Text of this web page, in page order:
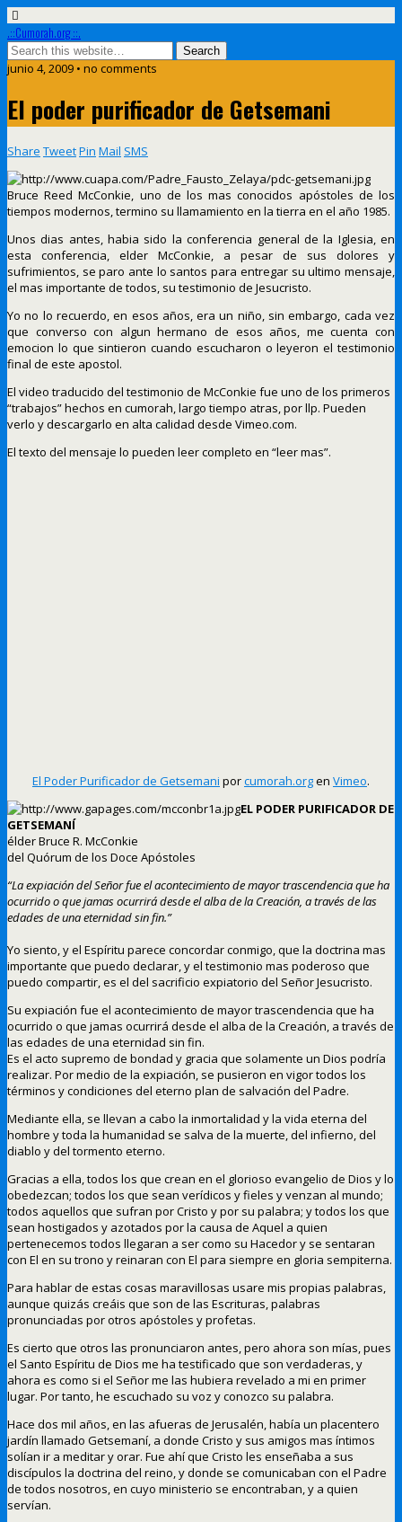
.::Cumorah.org ::.
junio 4, 2009 • no comments
El poder purificador de Getsemani
Share TweetPin Mail SMS
Bruce Reed McConkie, uno de los mas conocidos apóstoles de los
tiempos modernos, termino su llamamiento en la tierra en el año 1985.
Unos dias antes, habia sido la conferencia general de la Iglesia, en
esta conferencia, elder McConkie, a pesar de sus dolores y
sufrimientos, se paro ante lo santos para entregar su ultimo mensaje,
el mas importante de todos, su testimonio de Jesucristo.
Yo no lo recuerdo, en esos años, era un niño, sin embargo, cada vez
que converso con algun hermano de esos años, me cuenta con
emocion lo que sintieron cuando escucharon o leyeron el testimonio
final de este apostol.
El video traducido del testimonio de McConkie fue uno de los primeros
“trabajos” hechos en cumorah, largo tiempo atras, por llp. Pueden
verlo y descargarlo en alta calidad desde Vimeo.com.
El texto del mensaje lo pueden leer completo en “leer mas”.
El Poder Purificador de Getsemani porcumorah.orgen Vimeo.
EL PODER PURIFICADOR DE
GETSEMANÍ
élder Bruce R. McConkie
del Quórum de los Doce Apóstoles
“La expiación del Señor fue el acontecimiento de mayor trascendencia que ha
ocurrido o que jamas ocurrirá desde el alba de la Creación, a través de las
edades de una eternidad sin fin.”
Yo siento, y el Espíritu parece concordar conmigo, que la doctrina mas
importante que puedo declarar, y el testimonio mas poderoso que
puedo compartir, es el del sacrificio expiatorio del Señor Jesucristo.
Su expiación fue el acontecimiento de mayor trascendencia que ha
ocurrido o que jamas ocurrirá desde el alba de la Creación, a través de
las edades de una eternidad sin fin.
Es el acto supremo de bondad y gracia que solamente un Dios podría
realizar. Por medio de la expiación, se pusieron en vigor todos los
términos y condiciones del eterno plan de salvación del Padre.
Mediante ella, se llevan a cabo la inmortalidad y la vida eterna del
hombre y toda la humanidad se salva de la muerte, del infierno, del
diablo y del tormento eterno.
Gracias a ella, todos los que crean en el glorioso evangelio de Dios y lo
obedezcan; todos los que sean verídicos y fieles y venzan al mundo;
todos aquellos que sufran por Cristo y por su palabra; y todos los que
sean hostigados y azotados por la causa de Aquel a quien
pertenecemos todos llegaran a ser como su Hacedor y se sentaran
con El en su trono y reinaran con El para siempre en gloria sempiterna.
Para hablar de estas cosas maravillosas usare mis propias palabras,
aunque quizás creáis que son de las Escrituras, palabras
pronunciadas por otros apóstoles y profetas.
Es cierto que otros las pronunciaron antes, pero ahora son mías, pues
el Santo Espíritu de Dios me ha testificado que son verdaderas, y
ahora es como si el Señor me las hubiera revelado a mi en primer
lugar. Por tanto, he escuchado su voz y conozco su palabra.
Hace dos mil años, en las afueras de Jerusalén, había un placentero
jardín llamado Getsemaní, a donde Cristo y sus amigos mas íntimos
solían ir a meditar y orar. Fue ahí que Cristo les enseñaba a sus
discípulos la doctrina del reino, y donde se comunicaban con el Padre
de todos nosotros, en cuyo ministerio se encontraban, y a quien
servían.